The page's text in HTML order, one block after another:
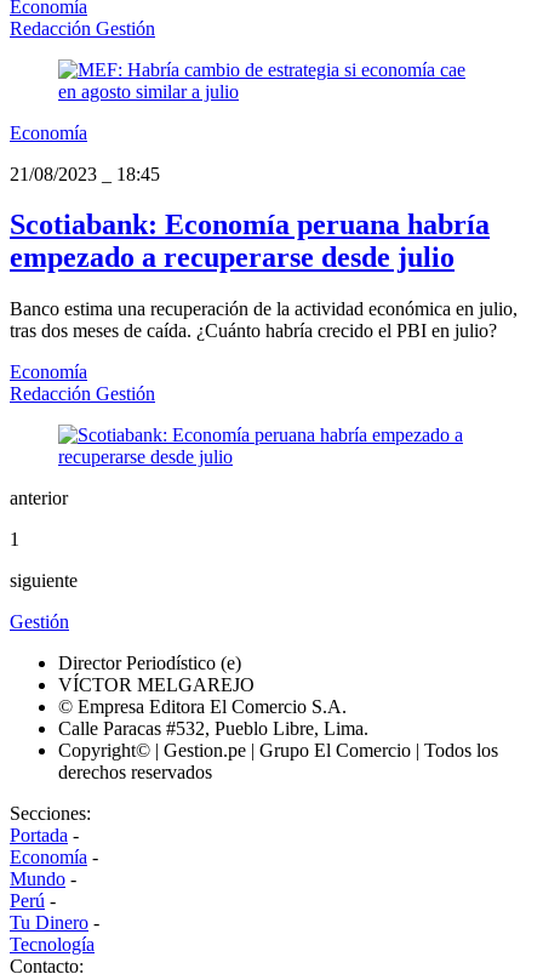
Economía
Redacción Gestión
Economía
21/08/2023
18:45
Scotiabank: Economía peruana habría
empezado a recuperarse desde julio
Banco estima una recuperación de la actividad económica en julio,
tras dos meses de caída. ¿Cuánto habría crecido el PBI en julio?
Economía
Redacción Gestión
anterior
1
siguiente
Gestión
Director Periodístico (e)
VÍCTOR MELGAREJO
© Empresa Editora El Comercio S.A.
Calle Paracas #532, Pueblo Libre, Lima.
Copyright© | Gestion.pe | Grupo El Comercio | Todos los
derechos reservados
Secciones:
Portada -
Economía -
Mundo -
Perú -
Tu Dinero -
Tecnología
Contacto: